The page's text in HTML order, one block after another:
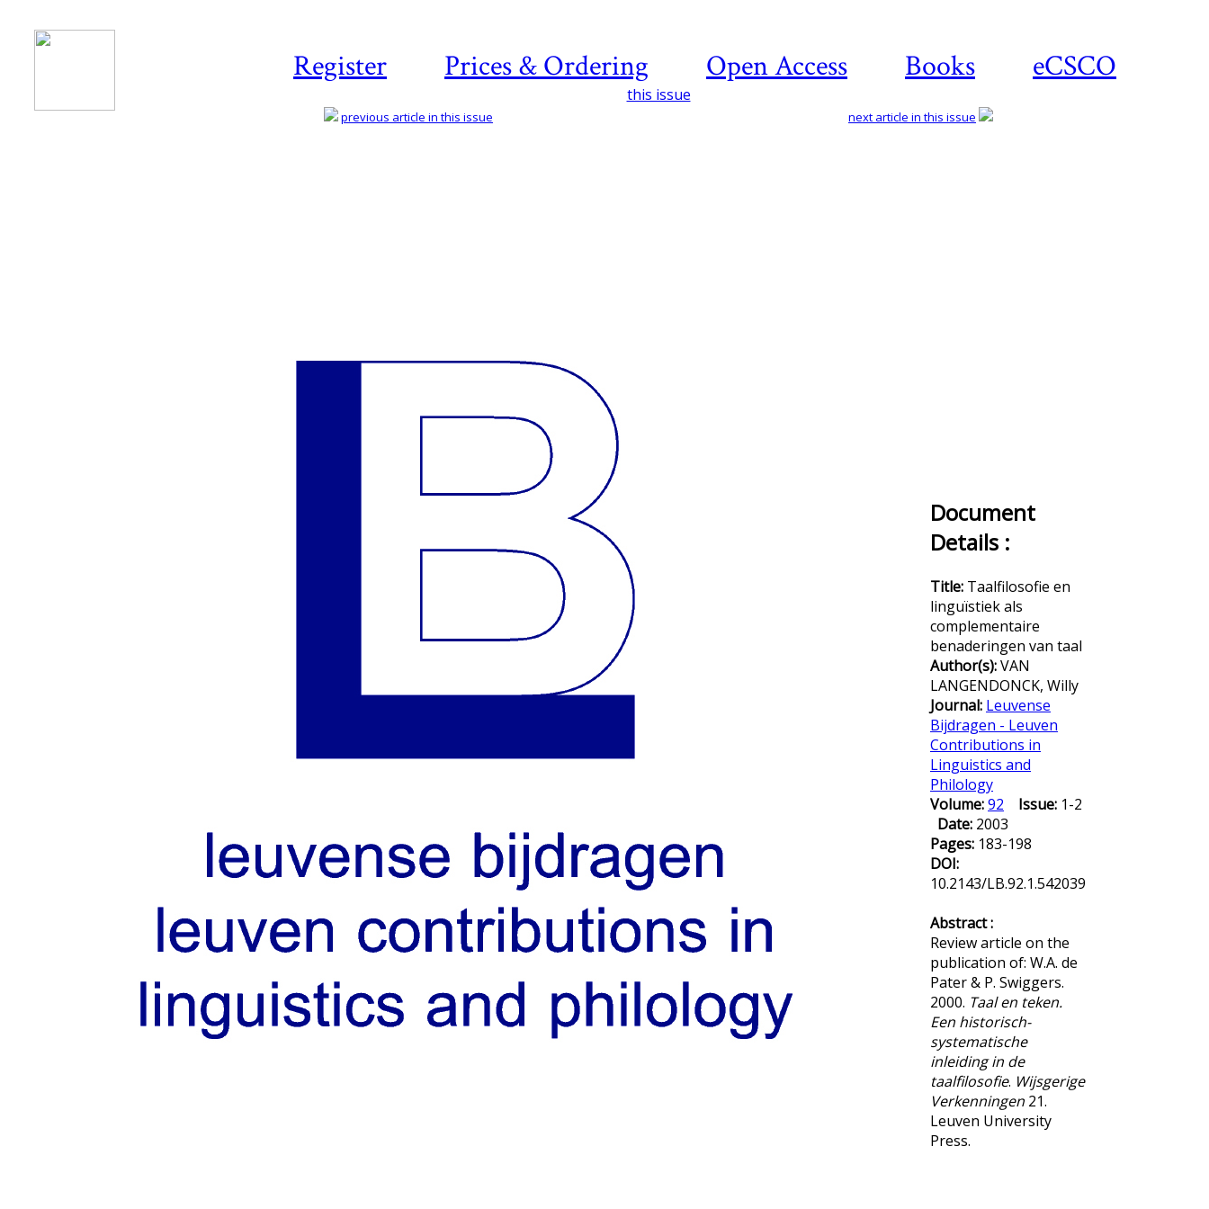
Register Prices & Ordering Open Access Books eCSCO
this issue
previous article in this issue next article in this issue
Document
Details :
Title: Taalfilosofie en
linguïstiek als
complementaire
benaderingen van taal
Author(s):VAN
LANGENDONCK, Willy
Journal: Leuvense
Bijdragen - Leuven
Contributions in
Linguistics and
Philology
Volume:92 Issue: 1-2
Date: 2003
Pages: 183-198
DOI:
10.2143/LB.92.1.542039
Abstract :
Review article on the
publication of: W.A. de
Pater & P. Swiggers.
2000. Taal en teken.
Een historisch-
systematische
inleiding in de
taalfilosofie. Wijsgerige
Verkenningen 21.
Leuven University
Press.